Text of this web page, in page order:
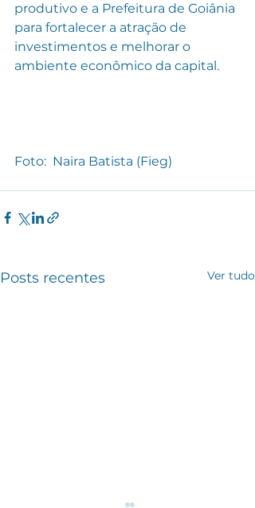
produtivo e a Prefeitura de Goiânia
para fortalecer a atração de
investimentos e melhorar o
ambiente econômico da capital.
Foto:  Naira Batista (Fieg)
Posts recentes Ver tudo